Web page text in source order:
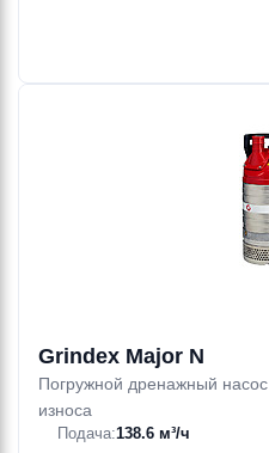
Grindex Major N
Погружной дренажный насос с системой защиты от
износа
Подача:138.6 м³/ч